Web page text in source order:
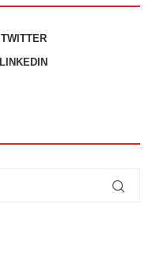
TWITTER
LINKEDIN